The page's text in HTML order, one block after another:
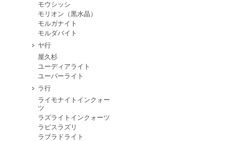
モウシッシ
モリオン（黒水晶）
モルガナイト
モルダバイト
ヤ行
屋久杉
ユーディアライト
ユーパーライト
ラ行
ライモナイトインクォー
ツ
ラズライトインクォーツ
ラピスラズリ
ラブラドライト